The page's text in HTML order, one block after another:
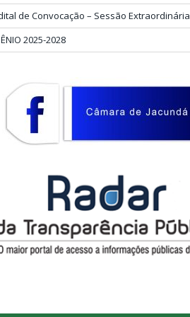
de Convocação – Sessão Extraordinária
2025-2028